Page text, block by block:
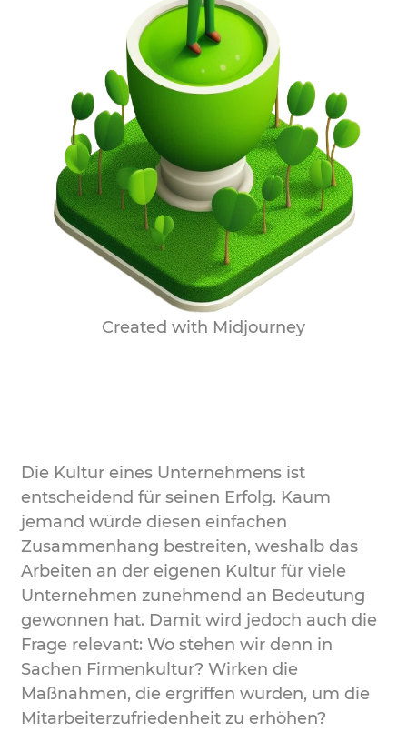
Created with Midjourney
Die Kultur eines Unternehmens ist
entscheidend für seinen Erfolg. Kaum
jemand würde diesen einfachen
Zusammenhang bestreiten, weshalb das
Arbeiten an der eigenen Kultur für viele
Unternehmen zunehmend an Bedeutung
gewonnen hat. Damit wird jedoch auch die
Frage relevant: Wo stehen wir denn in
Sachen Firmenkultur? Wirken die
Maßnahmen, die ergriffen wurden, um die
Mitarbeiterzufriedenheit zu erhöhen?